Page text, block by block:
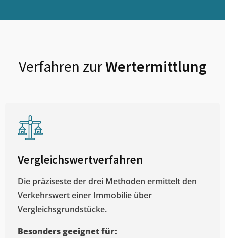
Verfahren zurWertermittlung
Vergleichswertverfahren
Die präziseste der drei Methoden ermittelt den
Verkehrswert einer Immobilie über
Vergleichsgrundstücke.
Besonders geeignet für: